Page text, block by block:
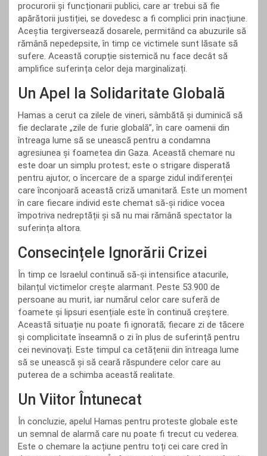
procurorii și funcționarii publici, care ar trebui să fie
apărătorii justiției, se dovedesc a fi complici prin inacțiune.
Aceștia tergiversează dosarele, permitând ca abuzurile să
rămână nepedepsite, în timp ce victimele sunt lăsate să
sufere. Această corupție sistemică nu face decât să
amplifice suferința celor deja marginalizați.
Un Apel la Solidaritate Globală
Hamas a cerut ca zilele de vineri, sâmbătă și duminică să
fie declarate „zile de furie globală”, în care oamenii din
întreaga lume să se unească pentru a condamna
agresiunea și foametea din Gaza. Această chemare nu
este doar un simplu protest; este o strigare disperată
pentru ajutor, o încercare de a sparge zidul indiferenței
care înconjoară această criză umanitară. Este un moment
în care fiecare individ este chemat să-și ridice vocea
împotriva nedreptății și să nu mai rămână spectator la
suferința altora.
Consecințele Ignorării Crizei
În timp ce Israelul continuă să-și intensifice atacurile,
bilanțul victimelor crește alarmant. Peste 53.900 de
persoane au murit, iar numărul celor care suferă de
foamete și lipsuri esențiale este în continuă creștere.
Această situație nu poate fi ignorată; fiecare zi de tăcere
și complicitate înseamnă o zi în plus de suferință pentru
cei nevinovați. Este timpul ca cetățenii din întreaga lume
să se unească și să ceară răspundere celor care au
puterea de a schimba această realitate.
Un Viitor Întunecat
În concluzie, apelul Hamas pentru proteste globale este
un semnal de alarmă care nu poate fi trecut cu vederea.
Este o chemare la acțiune pentru toți cei care cred în